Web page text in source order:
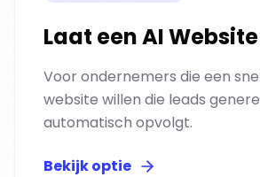
Laat een AI
Voor ondernemers die een
website willen die leads
automatisch opvolgt.
Bekijk optie